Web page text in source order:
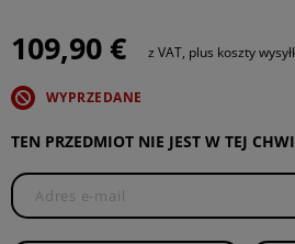
109,90 € z VAT, plus koszty
WYPRZEDANE
TEN PRZEDMIOT NIE JEST W TEJ